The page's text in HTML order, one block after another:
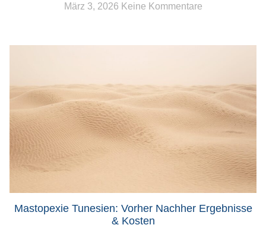
März 3, 2026 Keine Kommentare
Mastopexie Tunesien: Vorher Nachher Ergebnisse
& Kosten